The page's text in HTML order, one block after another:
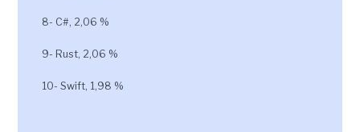
8- C#, 2,06 %
9- Rust, 2,06 %
10- Swift, 1,98 %